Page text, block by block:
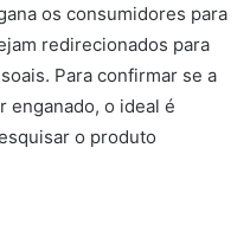
os consumidores para
redirecionados para
Para confirmar se a
enganado, o ideal é
o produto